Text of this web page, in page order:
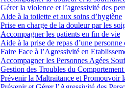
Gérer la violence et l’agressivité des
Aide à la toilette et aux soins d’hygiène
Prise en charge de la douleur par les
Accompagner les patients en fin de vie
Aide à la prise de repas d’une personne
Faire Face à l’Agressivité en
Accompagner les Personnes Agées
Gestion des Troubles du
Prévenir la Maltraitance et Promouvoir